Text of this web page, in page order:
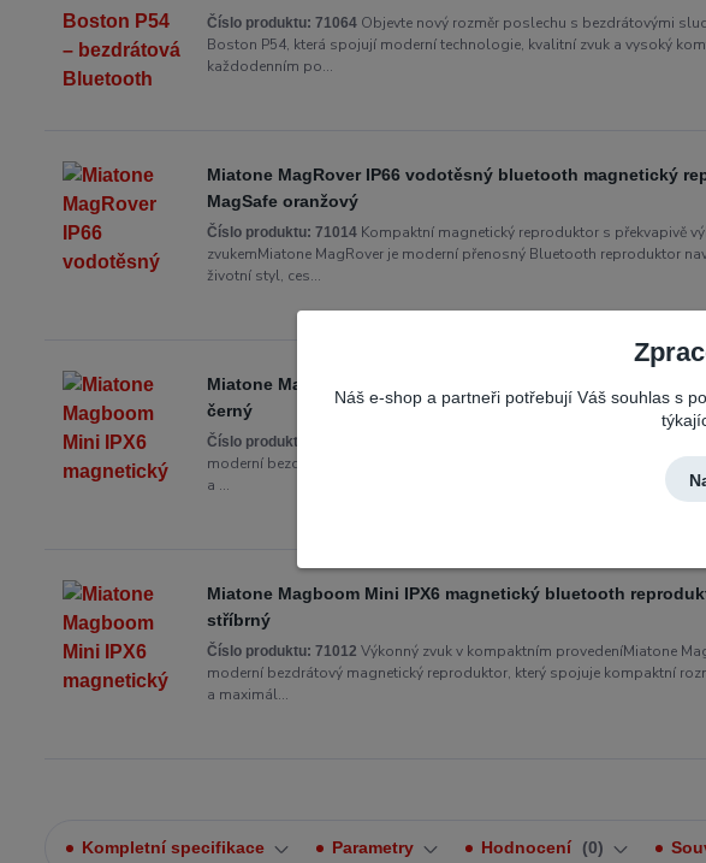
Číslo produktu: 71064 Objevte nový rozměr poslechu s bezdrátovými
Boston P54, která spojují moderní technologie, kvalitní zvuk a vysoký
každodenním po...
Miatone MagRover IP66 vodotěsný bluetooth magnetický
MagSafe oranžový
Číslo produktu: 71014 Kompaktní magnetický reproduktor s překvapivě
zvukemMiatone MagRover je moderní přenosný Bluetooth reproduktor
životní styl, ces...
Miatone Magboom Mini IPX6 magnetický bluetooth
černý
Číslo produktu:
moderní bezdrátový magnetický reproduktor, který spojuje kompaktní
a ...
Miatone Magboom Mini IPX6 magnetický bluetooth
stříbrný
Číslo produktu: 71012 Výkonný zvuk v kompaktním provedeníMiatone
moderní bezdrátový magnetický reproduktor, který spojuje kompaktní
a maximál...
Kompletní specifikace Parametry Hodnocení 0
Náš e-shop a partneři potřebují Váš souhlas s